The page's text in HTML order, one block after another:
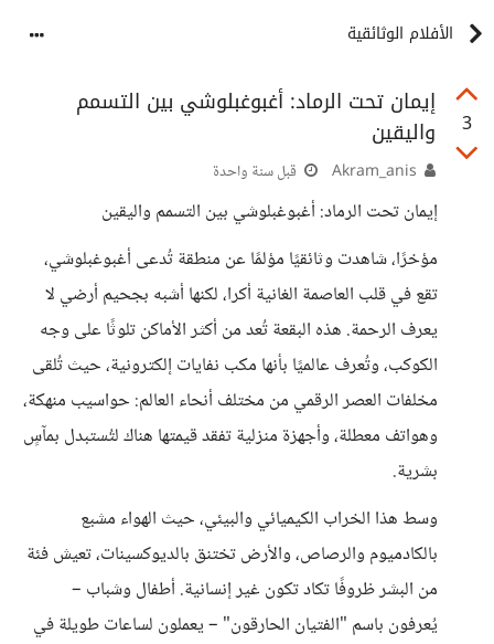
الأفلام الوثائقية
3
إيمان تحت الرماد: أغبوغبلوشي بين التسمم
واليقين
قبل سنة واحدة
إيمان تحت الرماد: أغبوغبلوشي بين التسمم واليقين
مؤخرًا، شاهدت وثائقيًا مؤلمًا عن منطقة تُدعى أغبوغبلوشي،
تقع في قلب العاصمة الغانية أكرا، لكنها أشبه بجحيم أرضي لا
يعرف الرحمة. هذه البقعة تُعد من أكثر الأماكن تلوثًا على وجه
الكوكب، وتُعرف عالميًا بأنها مكب نفايات إلكترونية، حيث تُلقى
مخلفات العصر الرقمي من مختلف أنحاء العالم: حواسيب منهكة،
وهواتف معطلة، وأجهزة منزلية تفقد قيمتها هناك لتُستبدل بمآسٍ
بشرية.
وسط هذا الخراب الكيميائي والبيئي، حيث الهواء مشبع
بالكادميوم والرصاص، والأرض تختنق بالديوكسينات، تعيش فئة
من البشر ظروفًا تكاد تكون غير إنسانية. أطفال وشباب –
يُعرفون باسم "الفتيان الحارقون" – يعملون لساعات طويلة في